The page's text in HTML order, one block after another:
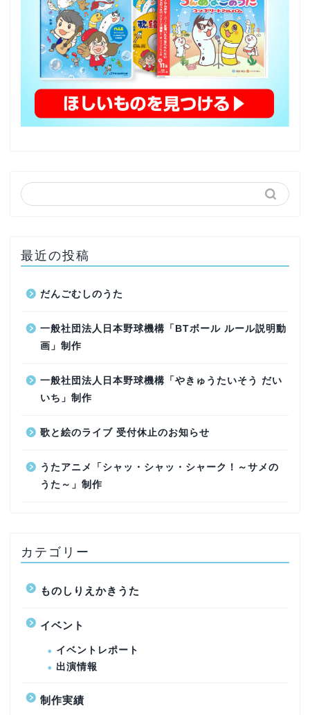
最近の投稿
だんごむしのうた
一般社団法人日本野球機構「BTボール ルール説明動
画」制作
一般社団法人日本野球機構「やきゅうたいそう だい
いち」制作
歌と絵のライブ 受付休止のお知らせ
うたアニメ「シャッ・シャッ・シャーク！～サメの
うた～」制作
カテゴリー
ものしりえかきうた
イベント
イベントレポート
出演情報
制作実績